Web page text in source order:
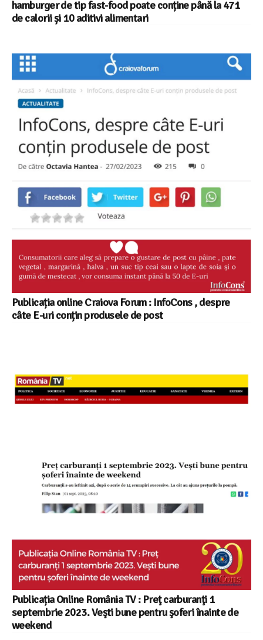
hamburger de tip fast-food poate conține până la 471
de calorii și 10 aditivi alimentari
Publicația online Craiova Forum : InfoCons , despre
câte E-uri conțin produsele de post
Publicația Online România TV : Preţ carburanţi 1
septembrie 2023. Veşti bune pentru şoferi înainte de
weekend